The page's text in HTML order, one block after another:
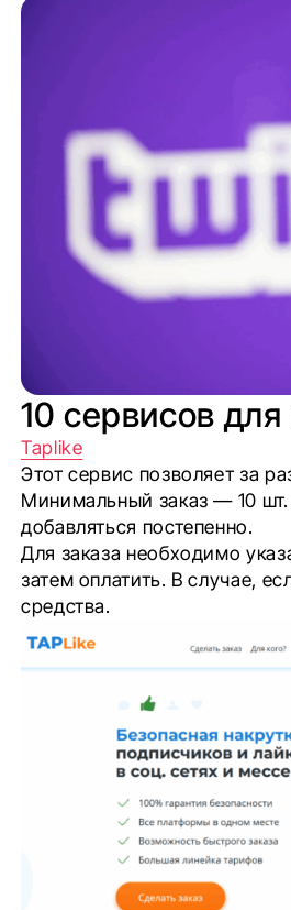
10 сервисов
Taplike
Этот сервис позволяет за
Минимальный заказ — 10 шт.
добавляться постепенно.
Для заказа необходимо
затем оплатить. В случае,
средства.